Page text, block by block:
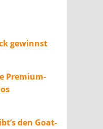
gewinnst
Premium-
den Goat-